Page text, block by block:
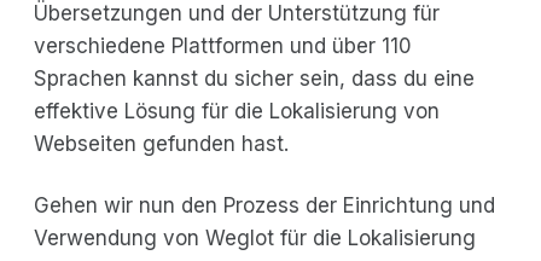
Übersetzungen und der Unterstützung für
verschiedene Plattformen und über 110
Sprachen kannst du sicher sein, dass du eine
effektive Lösung für die Lokalisierung von
Webseiten gefunden hast.
Gehen wir nun den Prozess der Einrichtung und
Verwendung von Weglot für die Lokalisierung